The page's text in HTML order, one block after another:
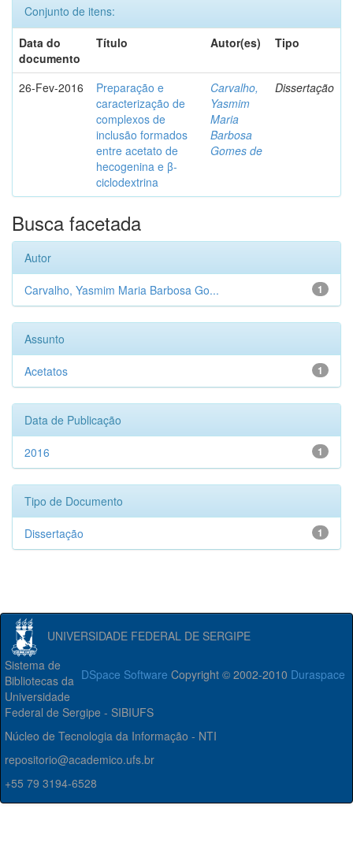
Conjunto de itens:
Data do
documento
Título Autor(es) Tipo
26-Fev-2016
Preparação e
caracterização de
complexos de
inclusão formados
entre acetato de
hecogenina e β-
ciclodextrina
Carvalho,
Yasmim
Maria
Barbosa
Gomes de
Dissertação
Busca facetada
Autor
1
Carvalho, Yasmim Maria Barbosa Go...
Assunto
1
Acetatos
Data de Publicação
1
2016
Tipo de Documento
1
Dissertação
UNIVERSIDADE FEDERAL DE SERGIPE
DSpace Software Copyright © 2002-2010 Duraspace
Sistema de
Bibliotecas da
Universidade
Federal de Sergipe - SIBIUFS
Núcleo de Tecnologia da Informação - NTI
repositorio@academico.ufs.br
+55 79 3194-6528